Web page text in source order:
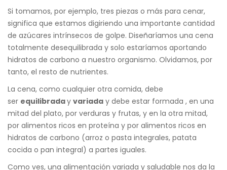
Si tomamos, por ejemplo, tres piezas o más para cenar,
significa que estamos digiriendo una importante cantidad
de azúcares intrínsecos de golpe. Diseñaríamos una cena
totalmente desequilibrada y solo estaríamos aportando
hidratos de carbono a nuestro organismo. Olvidamos, por
tanto, el resto de nutrientes.
La cena, como cualquier otra comida, debe
ser equilibraday variada y debe estar formada , en una
mitad del plato, por verduras y frutas, y en la otra mitad,
por alimentos ricos en proteína y por alimentos ricos en
hidratos de carbono (arroz o pasta integrales, patata
cocida o pan integral) a partes iguales.
Como ves, una alimentación variada y saludable nos da la